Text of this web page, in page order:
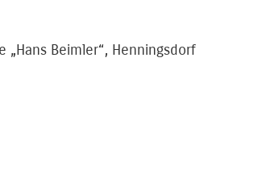
„Hans Beimler“, Henningsdorf